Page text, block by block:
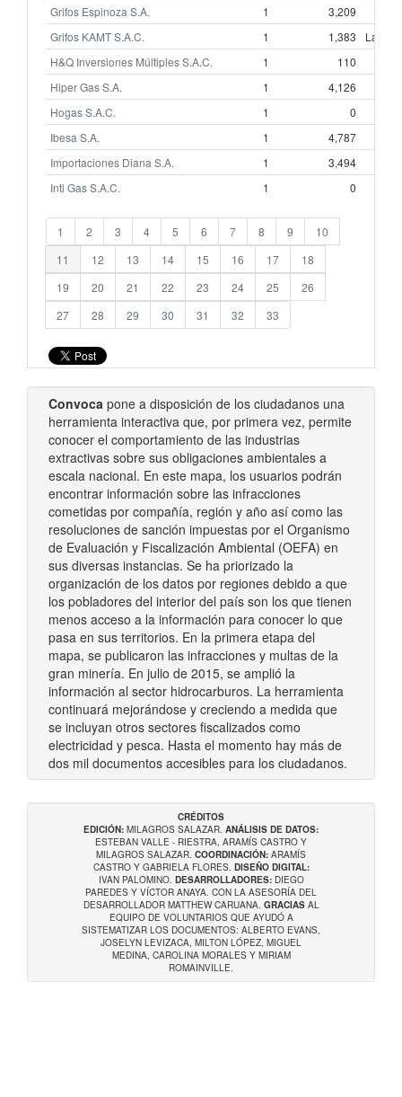
Grifos Espinoza S.A.
1 3,209
Grifos KAMT S.A.C.
1 1,383
H&Q Inversiones Múltiples S.A.C.
1 110
Hiper Gas S.A.
1 4,126
Hogas S.A.C.
1 0
Ibesa S.A.
1 4,787
Importaciones Diana S.A.
1 3,494
Inti Gas S.A.C.
1 0
1 2 3 4 5 6 7 8 9
10
11
12 13 14 15 16 17
18
19
20 21 22 23 24 25
26
27
28 29 30 31 32 33
Convoca pone a disposición de los ciudadanos una
herramienta interactiva que, por primera vez, permite
conocer el comportamiento de las industrias
extractivas sobre sus obligaciones ambientales a
escala nacional. En este mapa, los usuarios podrán
encontrar información sobre las infracciones
cometidas por compañía, región y año así como las
resoluciones de sanción impuestas por el Organismo
de Evaluación y Fiscalización Ambiental (OEFA) en
sus diversas instancias. Se ha priorizado la
organización de los datos por regiones debido a que
los pobladores del interior del país son los que tienen
menos acceso a la información para conocer lo que
pasa en sus territorios. En la primera etapa del
mapa, se publicaron las infracciones y multas de la
gran minería. En julio de 2015, se amplió la
información al sector hidrocarburos. La herramienta
continuará mejorándose y creciendo a medida que
se incluyan otros sectores fiscalizados como
electricidad y pesca. Hasta el momento hay más de
dos mil documentos accesibles para los ciudadanos.
CRÉDITOS
EDICIÓN: MILAGROS SALAZAR. ANÁLISIS DE DATOS:
ESTEBAN VALLE - RIESTRA, ARAMÍS CASTRO Y
MILAGROS SALAZAR. COORDINACIÓN: ARAMÍS
CASTRO Y GABRIELA FLORES. DISEÑO DIGITAL:
IVAN PALOMINO. DESARROLLADORES:DIEGO
PAREDES Y VÍCTOR ANAYA. CON LA ASESORÍA DEL
DESARROLLADOR MATTHEW CARUANA. GRACIASAL
EQUIPO DE VOLUNTARIOS QUE AYUDÓ A
SISTEMATIZAR LOS DOCUMENTOS: ALBERTO EVANS,
JOSELYN LEVIZACA, MILTON LÓPEZ, MIGUEL
MEDINA, CAROLINA MORALES Y MIRIAM
ROMAINVILLE.